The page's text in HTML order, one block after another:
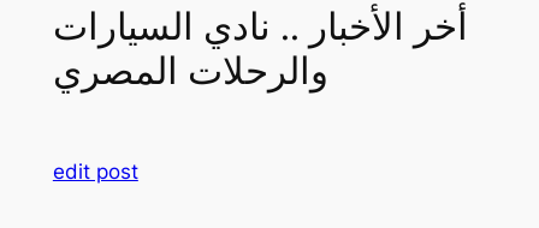
أخر الأخبار .. نادي السيارات
والرحلات المصري
edit post